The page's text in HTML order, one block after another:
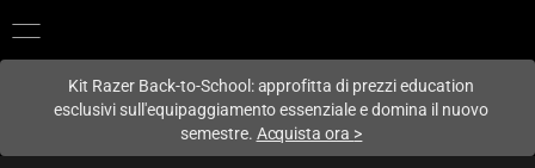
Kit Razer Back-to-School: approfitta di prezzi education
esclusivi sull'equipaggiamento essenziale e domina il nuovo
semestre. Acquista ora >